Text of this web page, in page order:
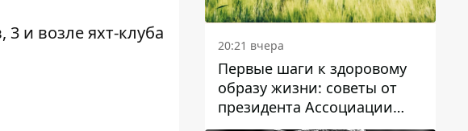
и возле яхт-клуба
20:21 вчера
Первые шаги к здоровому
образу жизни: советы от
президента Ассоциации
диетологов Украины